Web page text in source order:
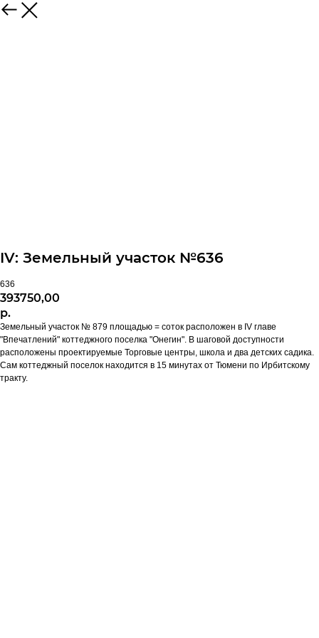
IV: Земельный участок №636
636
393750,00
р.
Земельный участок № 879 площадью = соток расположен в IV главе
"Впечатлений" коттеджного поселка "Онегин". В шаговой доступности
расположены проектируемые Торговые центры, школа и два детских садика.
Сам коттеджный поселок находится в 15 минутах от Тюмени по Ирбитскому
тракту.